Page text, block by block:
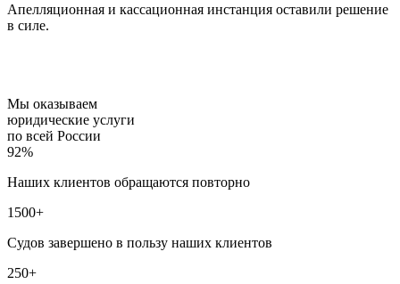
Апелляционная и кассационная инстанция оставили решение
в силе.
Мы оказываем
юридические услуги
по всей России
92%
Наших клиентов обращаются повторно
1500+
Судов завершено в пользу наших клиентов
250+